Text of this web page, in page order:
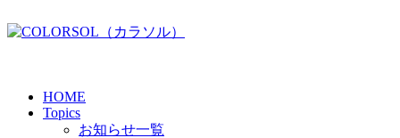
HOME
Topics
お知らせ一覧